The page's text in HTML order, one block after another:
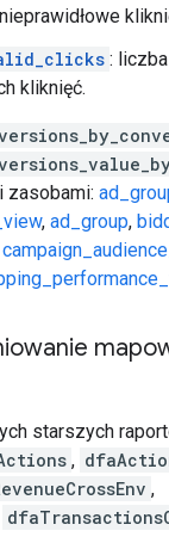
:
kliknięć.
zasobami:
, ad_group,
starszych
,
,